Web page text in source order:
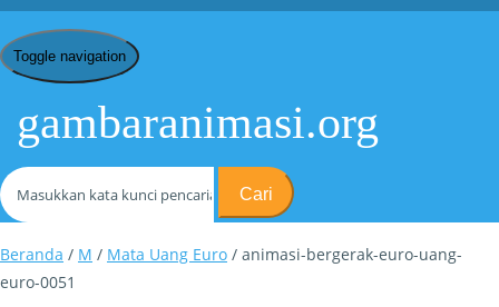
Toggle navigation
gambaranimasi.org
Cari
Beranda / M / Mata Uang Euro / animasi-bergerak-euro-uang-
euro-0051